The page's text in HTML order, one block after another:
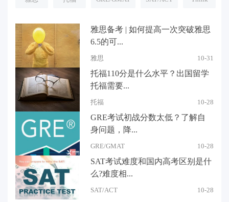
雅思备考 | 如何提高一次突破雅思
6.5的可...
雅思 10-31
托福110分是什么水平？出国留学
托福需要...
托福 10-28
GRE考试初战分数太低？了解自
身问题，降...
GRE/GMAT 10-28
SAT考试难度和国内高考区别是什
么?难度相...
SAT/ACT 10-28